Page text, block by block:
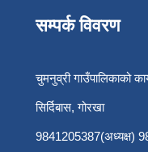
सम्पर्क विवरण
चुमनुव्री गाउँपालिकाको
सिर्दिबास, गोरखा
9841205387(अध्यक्ष)